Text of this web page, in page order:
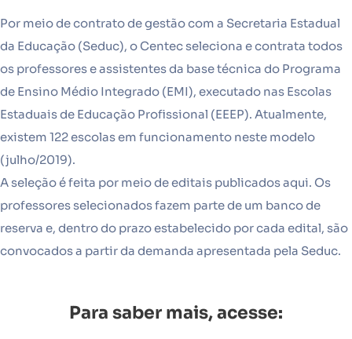
Por meio de contrato de gestão com a Secretaria Estadual
da Educação (Seduc), o Centec seleciona e contrata todos
os professores e assistentes da base técnica do Programa
de Ensino Médio Integrado (EMI), executado nas Escolas
Estaduais de Educação Profissional (EEEP). Atualmente,
existem 122 escolas em funcionamento neste modelo
(julho/2019).
A seleção é feita por meio de editais publicados aqui. Os
professores selecionados fazem parte de um banco de
reserva e, dentro do prazo estabelecido por cada edital, são
convocados a partir da demanda apresentada pela Seduc.
Para saber mais, acesse: